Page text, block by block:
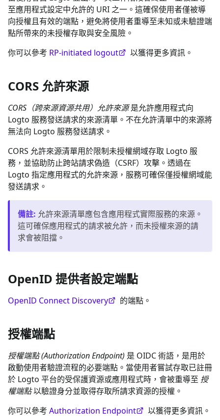
至應用程式設定中允許的 URI 之一。這確保使用者僅被導
向授權且有效的端點，避免將使用者重導至未知或未驗證端
點所帶來的未授權存取與安全風險。
你可以參考 RP-initiated logout 以獲得更多資訊。
CORS 允許來源
CORS（跨來源資源共用）允許來源是允許應用程式向
Logto 服務發送請求的來源清單。不在允許清單中的來源將
無法向 Logto 服務發送請求。
CORS 允許來源清單用於限制未授權網域存取 Logto 服
務，並協助防止跨站請求偽造（CSRF）攻擊。透過在
Logto 指定應用程式的允許來源，服務可確保僅授權網域能
發送請求。
備註: 允許來源清單應包含應用程式實際服務的來源。
這可確保應用程式的請求被允許，而未授權來源的請
求會被阻擋。
OpenID 提供者設定端點
OpenID Connect Discovery 的端點。
授權端點
授權端點 (Authorization Endpoint) 是 OIDC 術語，是用於
啟動使用者驗證流程的必要端點。當使用者嘗試存取已註冊
於 Logto 平台的受保護資源或應用程式時，會被重導至 授
權端點以驗證身分並取得存取所請求資源的授權。
你可以參考 Authorization Endpoint 以獲得更多資訊。